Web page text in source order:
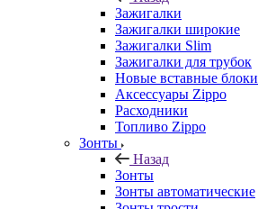
Зажигалки
Зажигалки широкие
Зажигалки Slim
Зажигалки для трубок
Новые вставные блоки
Аксессуары Zippo
Расходники
Топливо Zippo
Зонты
Назад
Зонты
Зонты автоматические